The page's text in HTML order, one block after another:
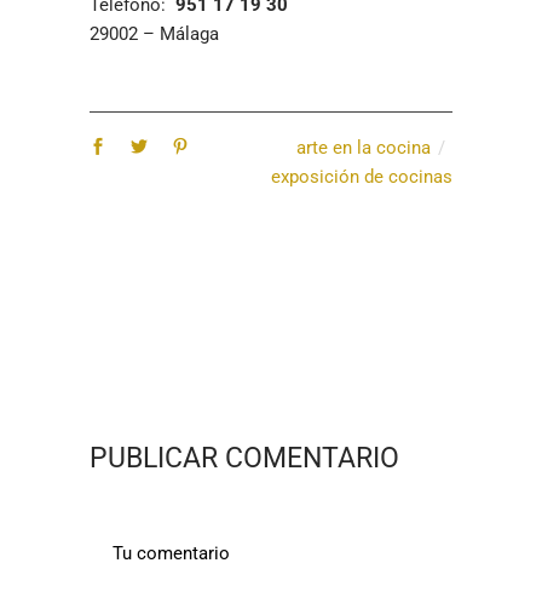
Teléfono: 951 17 19 30
29002 – Málaga
arte en la cocina
exposición de cocinas
PUBLICAR COMENTARIO